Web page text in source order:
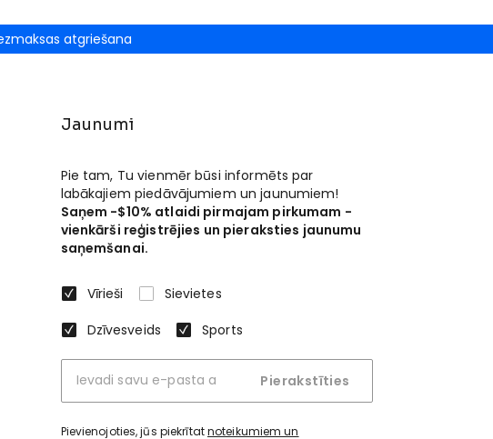
atgriešana
Jaunumi
Pie tam, Tu vienmēr būsi informēts par
labākajiem piedāvājumiem un jaunumiem!
Saņem -$10% atlaidi pirmajam pirkumam -
vienkārši reģistrējies un pieraksties jaunumu
saņemšanai.
Vīrieši
Sievietes
Dzīvesveids
Sports
Pierakstīties
Pievienojoties, jūs piekrītatnoteikumiem un